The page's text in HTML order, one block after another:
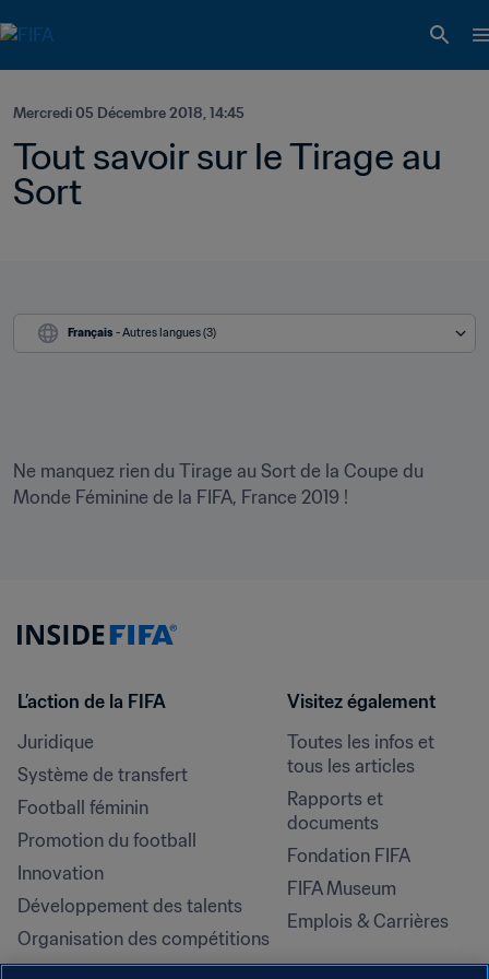
Mercredi 05 Décembre 2018, 14:45
Tout savoir sur le Tirage au
Sort
Français - Autres langues (3)
Ne manquez rien du Tirage au Sort de la Coupe du
Monde Féminine de la FIFA, France 2019 !
L’action de la FIFA
Juridique
Système de transfert
Football féminin
Promotion du football
Innovation
Développement des talents
Organisation des compétitions
Développement durable
Visitez également
Toutes les infos et
tous les articles
Rapports et
documents
Fondation FIFA
FIFA Museum
Emplois & Carrières